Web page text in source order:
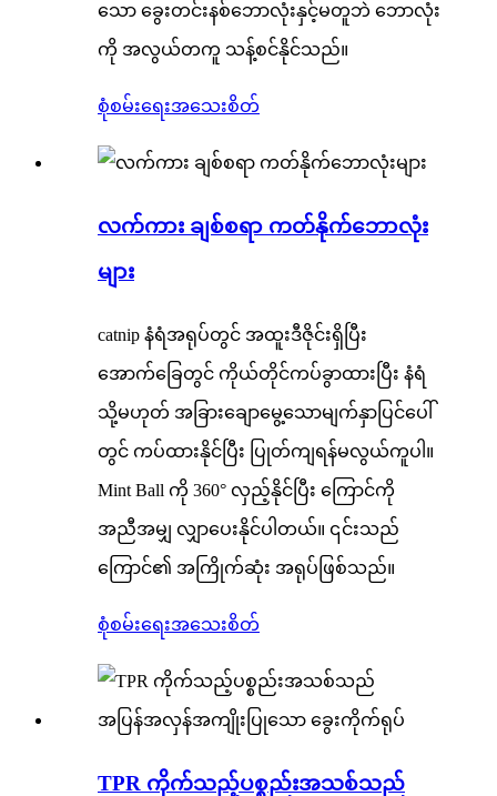
သော ခွေးတင်းနစ်ဘောလုံးနှင့်မတူဘဲ ဘောလုံး
ကို အလွယ်တကူ သန့်စင်နိုင်သည်။
စုံစမ်းရေးအသေးစိတ်
လက်ကား ချစ်စရာ ကတ်နိုက်ဘောလုံး
များ
catnip နံရံအရုပ်တွင် အထူးဒီဇိုင်းရှိပြီး
အောက်ခြေတွင် ကိုယ်တိုင်ကပ်ခွာထားပြီး နံရံ
သို့မဟုတ် အခြားချောမွေ့သောမျက်နှာပြင်ပေါ်
တွင် ကပ်ထားနိုင်ပြီး ပြုတ်ကျရန်မလွယ်ကူပါ။
Mint Ball ကို 360° လှည့်နိုင်ပြီး ကြောင်ကို
အညီအမျှ လျှာပေးနိုင်ပါတယ်။ ၎င်းသည်
ကြောင်၏ အကြိုက်ဆုံး အရုပ်ဖြစ်သည်။
စုံစမ်းရေးအသေးစိတ်
TPR ကိုက်သည့်ပစ္စည်းအသစ်သည်